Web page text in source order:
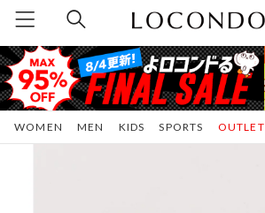
WOMEN MEN KIDS SPORTS OUTLET